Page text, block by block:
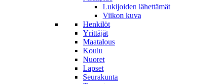
Lukijoiden lähettämät
Viikon kuva
Henkilöt
Yrittäjät
Maatalous
Koulu
Nuoret
Lapset
Seurakunta